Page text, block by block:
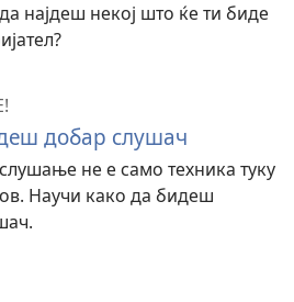
најдеш некој што ќе ти биде
добар слушач
не е само техника туку
Научи како да бидеш